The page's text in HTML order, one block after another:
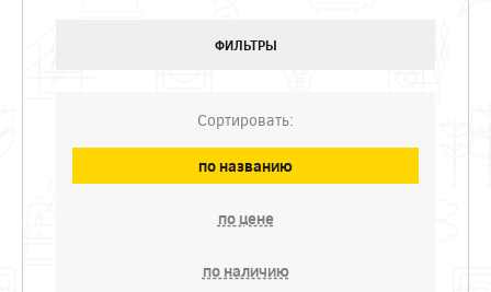
ФИЛЬТРЫ
Сортировать:
по названию
по цене
по наличию